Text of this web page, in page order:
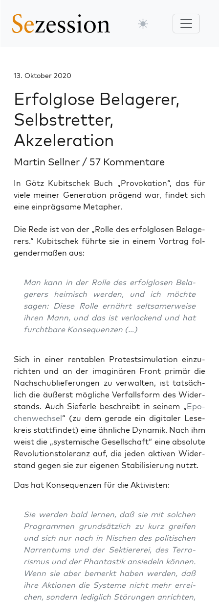
13. Oktober 2020
Erfolglose Belagerer,
Selbstretter,
Akzeleration
Martin Sellner / 57 Kommentare
In Götz Kubitschek Buch „Provokation“, das für
viele meiner Generation prägend war, findet sich
eine einprägsame Metapher.
Die Rede ist von der „Rol­le des erfolg­lo­sen Bela­ge­
rers.“ Kubit­schek führ­te sie in einem Vor­trag fol­
gen­der­ma­ßen aus:
Man kann in der Rol­le des erfolg­lo­sen Bela­
ge­rers hei­misch wer­den, und ich möch­te
sagen: Die­se Rol­le ernährt selt­sa­mer­wei­se
ihren Mann, und das ist ver­lo­ckend und hat
furcht­ba­re Konsequenzen (…)
Sich in einer ren­ta­blen Pro­test­si­mu­la­ti­on ein­zu­
rich­ten und an der ima­gi­nä­ren Front pri­mär die
Nach­schub­lie­fe­run­gen zu ver­wal­ten, ist tat­säch­
lich die äußerst mög­li­che Ver­falls­form des Wider­
stands. Auch Sie­fer­le beschreibt in sei­nem „Epo­
chen­wech­sel“ (zu dem gera­de ein digi­ta­ler Lese­
kreis statt­fin­det) eine ähn­li­che Dyna­mik. Nach ihm
weist die „sys­te­mi­sche Gesell­schaft“ eine abso­lu­te
Revo­lu­ti­ons­to­le­ranz auf, die jeden akti­ven Wider­
stand gegen sie zur eige­nen Sta­bi­li­sie­rung nutzt.
Das hat Kon­se­quen­zen für die Aktivisten:
Sie wer­den bald ler­nen, daß sie mit sol­chen
Pro­gram­men grund­sätz­lich zu kurz grei­fen
und sich nur noch in Nischen des poli­ti­schen
Nar­ren­tums und der Sek­tie­re­rei, des Ter­ro­
ris­mus und der Phan­tas­tik ansie­deln kön­nen.
Wenn sie aber bemerkt haben wer­den, daß
ihre Aktio­nen die Sys­te­me nicht mehr errei­
chen, son­dern ledig­lich Stö­run­gen anrich­ten,